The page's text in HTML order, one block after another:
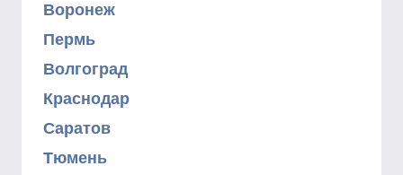
Воронеж
Пермь
Волгоград
Краснодар
Саратов
Тюмень